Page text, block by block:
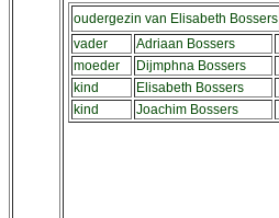
oudergezin van Elisabeth Bossers
vader
Adriaan Bossers
moeder
Dijmphna Bossers
kind
Elisabeth Bossers
kind
Joachim Bossers